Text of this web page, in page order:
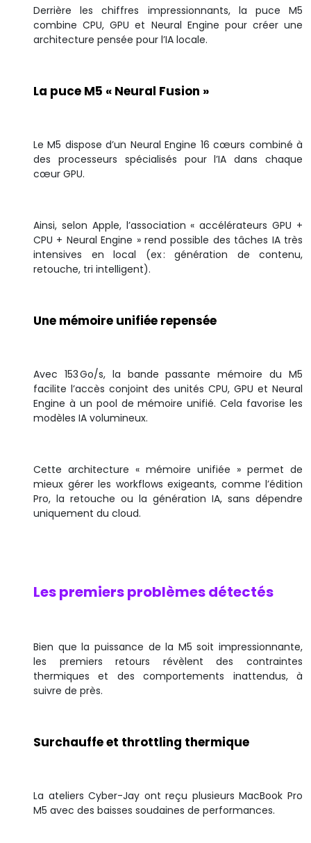
Derrière les chiffres impressionnants, la puce M5
combine CPU, GPU et Neural Engine pour créer une
architecture pensée pour l’IA locale.
La puce M5 « Neural Fusion »
Le M5 dispose d’un Neural Engine 16 cœurs combiné à
des processeurs spécialisés pour l’IA dans chaque
cœur GPU.
Ainsi, selon Apple, l’association « accélérateurs GPU +
CPU + Neural Engine » rend possible des tâches IA très
intensives en local (ex : génération de contenu,
retouche, tri intelligent).
Une mémoire unifiée repensée
Avec 153 Go/s, la bande passante mémoire du M5
facilite l’accès conjoint des unités CPU, GPU et Neural
Engine à un pool de mémoire unifié. Cela favorise les
modèles IA volumineux.
Cette architecture « mémoire unifiée » permet de
mieux gérer les workflows exigeants, comme l’édition
Pro, la retouche ou la génération IA, sans dépendre
uniquement du cloud.
Les premiers problèmes détectés
Bien que la puissance de la M5 soit impressionnante,
les premiers retours révèlent des contraintes
thermiques et des comportements inattendus, à
suivre de près.
Surchauffe et throttling thermique
La ateliers Cyber-Jay ont reçu plusieurs MacBook Pro
M5 avec des baisses soudaines de performances.